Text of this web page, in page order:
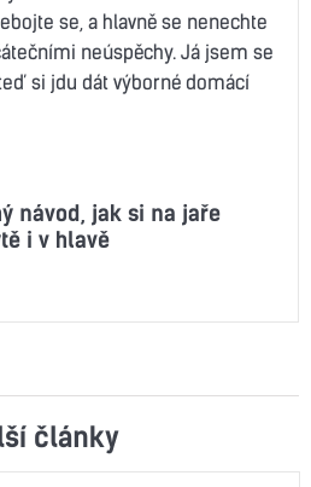
se, a hlavně se nenechte
neúspěchy. Já jsem se
si jdu dát výborné domácí
návod, jak si na jaře
i v hlavě
články